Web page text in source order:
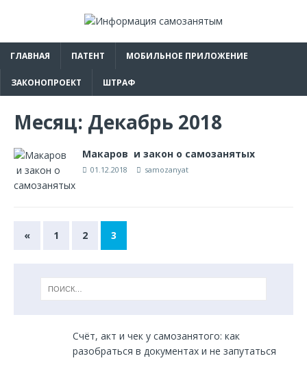
ГЛАВНАЯ ПАТЕНТ МОБИЛЬНОЕ ПРИЛОЖЕНИЕ
ЗАКОНОПРОЕКТ ШТРАФ
Месяц: Декабрь 2018
Макаров и закон о самозанятых
01.12.2018 samozanyat
« 1 2 3
Счёт, акт и чек у самозанятого: как
разобраться в документах и не запутаться